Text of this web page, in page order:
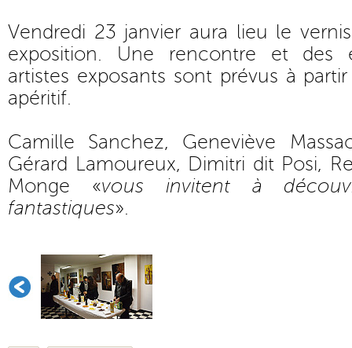
Vendredi 23 janvier aura lieu le
exposition. Une rencontre et des
artistes exposants sont prévus à
apéritif.
Camille Sanchez, Geneviève
Gérard Lamoureux, Dimitri dit Posi,
Monge «vous invitent à
fantastiques».